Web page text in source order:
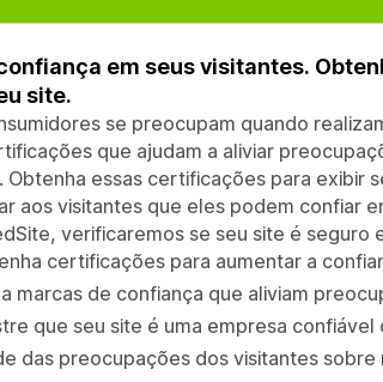
em seus visitantes.
site.
se preocupam quando
que ajudam a aliviar
Obtenha essas certificações para exibir
aos visitantes que eles podem confiar
verificaremos se seu site é seguro
certificações para aumentar a
marcas de confiança que aliviam
que seu site é uma empresa
das preocupações dos visitantes sobre